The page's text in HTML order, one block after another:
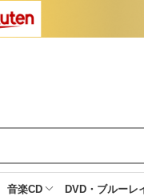
音楽CD DVD・ブルーレ